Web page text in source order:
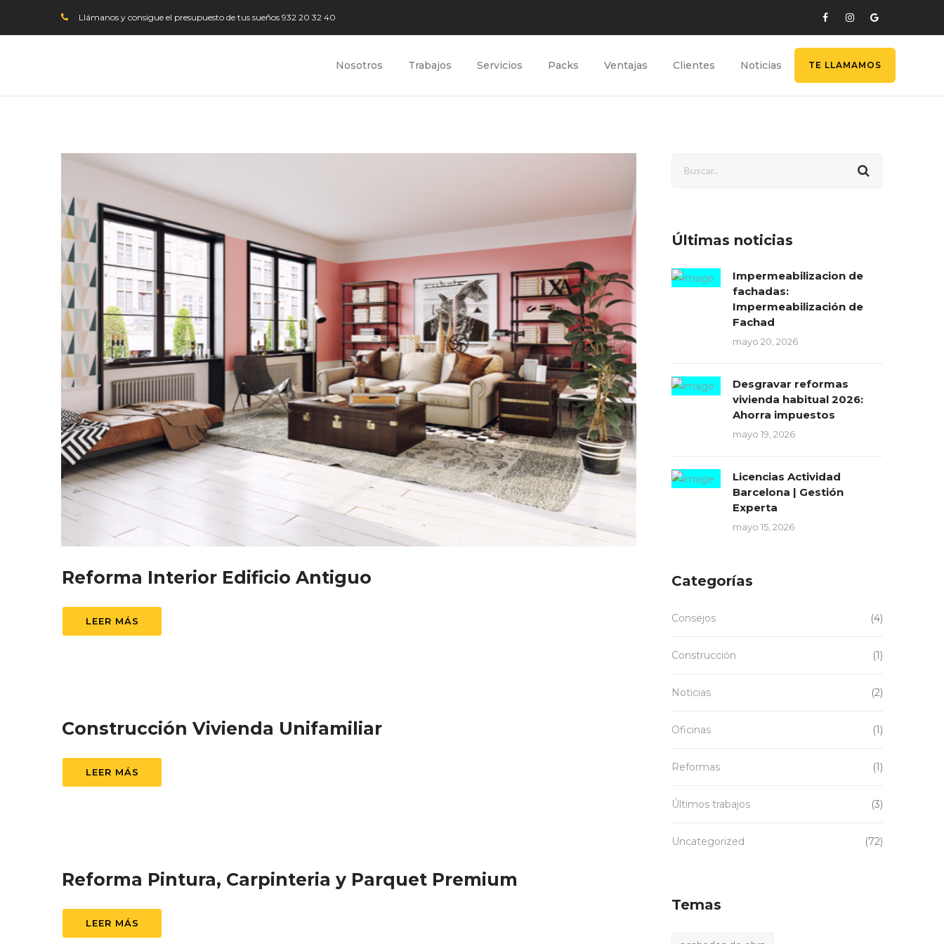
Llámanos y consigue el presupuesto de tus sueños 932 20 32 40
Nosotros Trabajos Servicios Packs Ventajas Clientes Noticias TE LLAMAMOS
Reforma Interior Edificio Antiguo
LEER MÁS
Construcción Vivienda Unifamiliar
LEER MÁS
Reforma Pintura, Carpinteria y Parquet Premium
LEER MÁS
Últimas noticias
Impermeabilizacion de
fachadas:
Impermeabilización de
Fachad
mayo 20, 2026
Desgravar reformas
vivienda habitual 2026:
Ahorra impuestos
mayo 19, 2026
Licencias Actividad
Barcelona | Gestión
Experta
mayo 15, 2026
Categorías
Consejos (4)
Construcción (1)
Noticias (2)
Oficinas (1)
Reformas (1)
Últimos trabajos (3)
Uncategorized (72)
Temas